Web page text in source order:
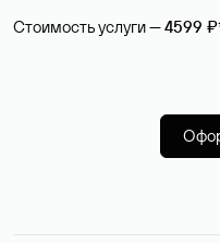
Стоимость услуги —4599